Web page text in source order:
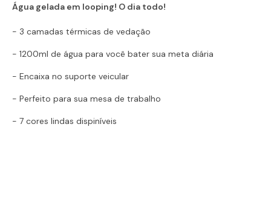
Água gelada em looping! O dia todo!
- 3 camadas térmicas de vedação
- 1200ml de água para você bater sua meta diária
- Encaixa no suporte veicular
- Perfeito para sua mesa de trabalho
- 7 cores lindas dispiníveis